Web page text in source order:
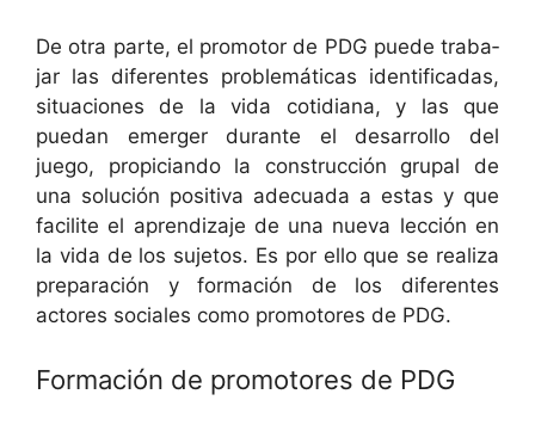
De otra parte, el pro­mo­tor de PDG puede tra­ba­
jar las difer­entes prob­lemáti­cas iden­ti­fi­cadas,
situa­ciones de la vida cotid­i­ana, y las que
puedan emerg­er durante el desar­rol­lo del
juego, prop­i­cian­do la con­struc­ción gru­pal de
una solu­ción pos­i­ti­va ade­cua­da a estas y que
facilite el apren­diza­je de una nue­va lec­ción en
la vida de los suje­tos. Es por ello que se real­iza
preparación y for­ma­ción de los difer­entes
actores sociales como pro­mo­tores de PDG.
Formación de promotores de PDG